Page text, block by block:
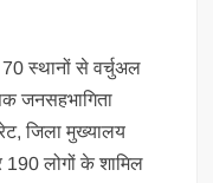
70 स्थानों से वर्चुअल
जनसहभागिता
जिला मुख्यालय
190 लोगों के शामिल